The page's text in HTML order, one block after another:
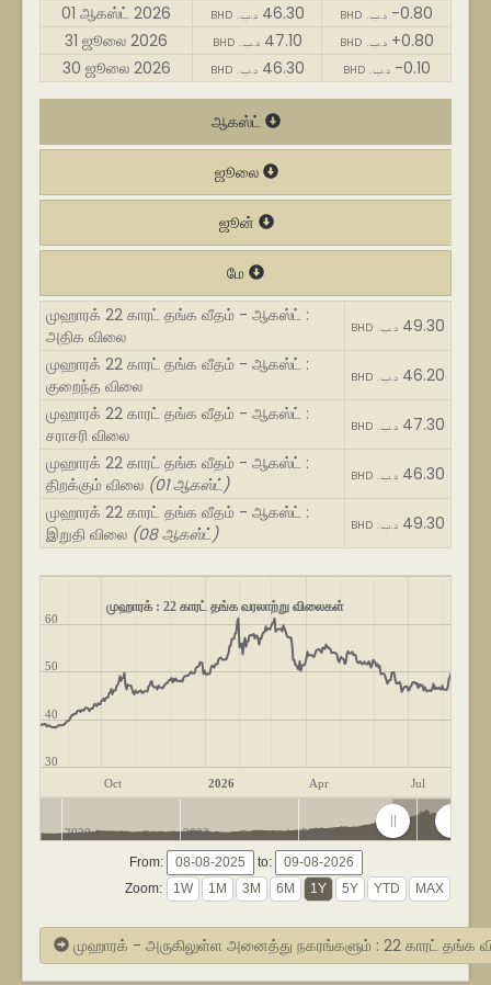
01 ஆகஸ்ட் 2026
BHD .د.ب 46.30 BHD .د.ب -0.80
31 ஜூலை 2026
BHD .د.ب 47.10 BHD .د.ب +0.80
30 ஜூலை 2026
BHD .د.ب 46.30 BHD .د.ب -0.10
ஆகஸ்ட்
ஜூலை
ஜூன்
மே
முஹாரக் 22 காரட் தங்க வீதம் - ஆகஸ்ட் :
அதிக விலை
BHD .د.ب 49.30
முஹாரக் 22 காரட் தங்க வீதம் - ஆகஸ்ட் :
குறைந்த விலை
BHD .د.ب 46.20
முஹாரக் 22 காரட் தங்க வீதம் - ஆகஸ்ட் :
சராசரி விலை
BHD .د.ب 47.30
முஹாரக் 22 காரட் தங்க வீதம் - ஆகஸ்ட் :
திறக்கும் விலை (01 ஆகஸ்ட்) BHD .د.ب 46.30
முஹாரக் 22 காரட் தங்க வீதம் - ஆகஸ்ட் :
இறுதி விலை (08 ஆகஸ்ட்) BHD .د.ب 49.30
முஹாரக் : 22 காரட் தங்க வரலாற்று விலைகள்
Oct 2026 Apr Jul
30
40
50
60
2020 2022 2024 2026
From:
to:
Zoom:
முஹாரக் - அருகிலுள்ள அனைத்து நகரங்களும் : 22 காரட் தங்க